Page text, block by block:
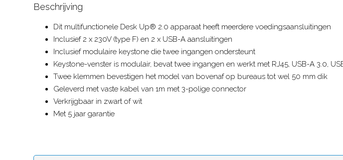
Beschrijving
Dit multifunctionele Desk Up® 2.0 apparaat heeft meerdere voedingsaansluitingen
Inclusief 2 x 230V (type F) en 2 x USB-A aansluitingen
Inclusief modulaire keystone die twee ingangen ondersteunt
Keystone-venster is modulair, bevat twee ingangen en werkt met RJ45, USB-A 3.0,
Twee klemmen bevestigen het model van bovenaf op bureaus tot wel 50 mm dik
Geleverd met vaste kabel van 1m met 3-polige connector
Verkrijgbaar in zwart of wit
Met 5 jaar garantie